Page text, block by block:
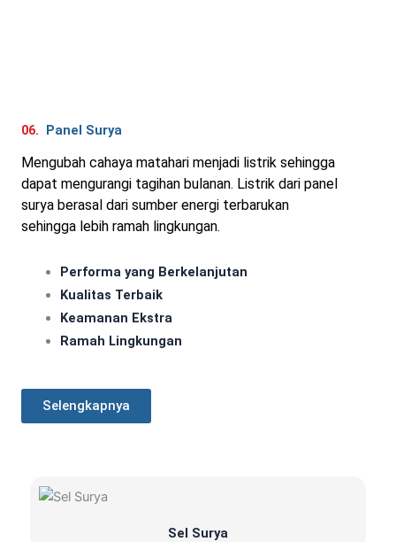
06. Panel Surya
Mengubah cahaya matahari menjadi listrik sehingga
dapat mengurangi tagihan bulanan. Listrik dari panel
surya berasal dari sumber energi terbarukan
sehingga lebih ramah lingkungan.
Performa yang Berkelanjutan
Kualitas Terbaik
Keamanan Ekstra
Ramah Lingkungan
Selengkapnya
Sel Surya